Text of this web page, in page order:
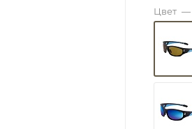
Цвет —